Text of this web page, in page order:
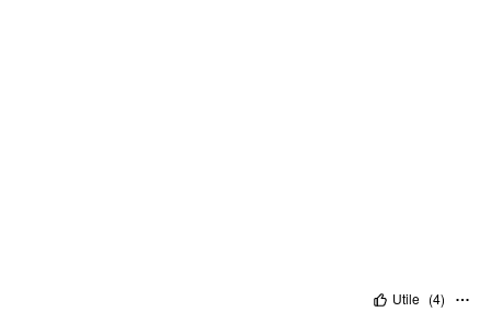
Utile (4)